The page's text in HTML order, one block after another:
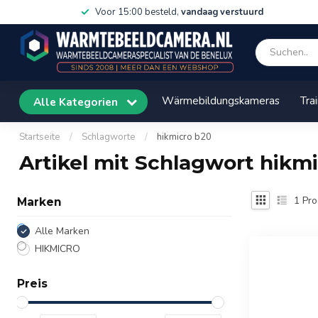
Voor 15:00 besteld, vandaag verstuurd
Alle Kategorien Wärmebildungskameras
Startseite / Schlagworte / hikmicro b20
Artikel mit Schlagwort
Marken
Alle Marken
HIKMICRO
Preis
1